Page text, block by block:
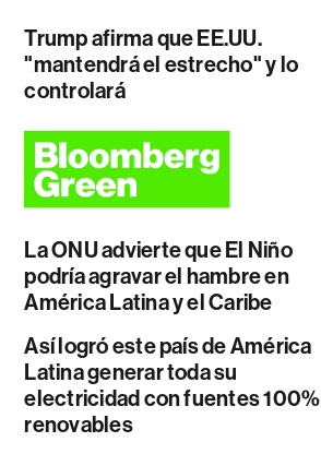
Trump afirma que EE.UU.
"mantendrá el estrecho" y lo
controlará
La ONU advierte que El Niño
podría agravar el hambre en
América Latina y el Caribe
Así logró este país de América
Latina generar toda su
electricidad con fuentes 100%
renovables